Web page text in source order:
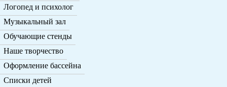
Логопед и психолог
Музыкальный зал
Обучающие стенды
Наше творчество
Оформление бассейна
Списки детей